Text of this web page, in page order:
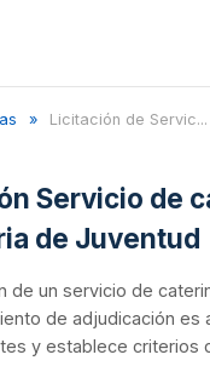
Licitación de Servic...
Servicio de
de Juventud
de un servicio de
de adjudicación es
y establece criterios